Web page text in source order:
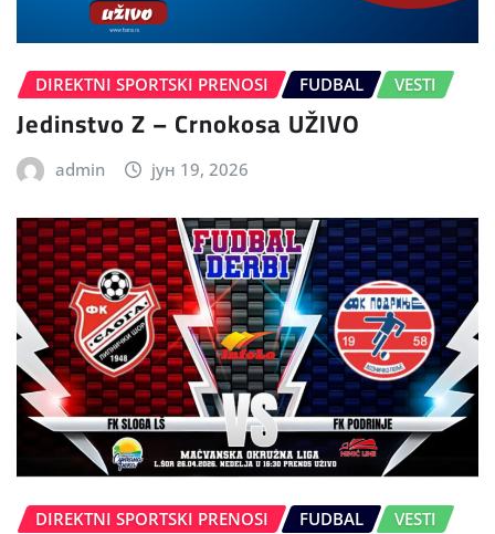
DIREKTNI SPORTSKI PRENOSI FUDBAL VESTI
Jedinstvo Z – Crnokosa UŽIVO
admin јун 19, 2026
DIREKTNI SPORTSKI PRENOSI FUDBAL VESTI